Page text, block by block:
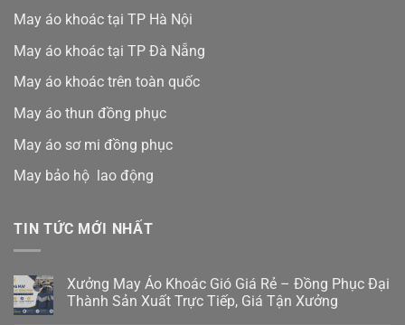
May áo khoác tại TP Hà Nội
May áo khoác tại TP Đà Nẵng
May áo khoác trên toàn quốc
May áo thun đồng phục
May áo sơ mi đồng phục
May bảo hộ lao động
TIN TỨC MỚI NHẤT
Xưởng May Áo Khoác Gió Giá Rẻ – Đồng Phục Đại
Thành Sản Xuất Trực Tiếp, Giá Tận Xưởng